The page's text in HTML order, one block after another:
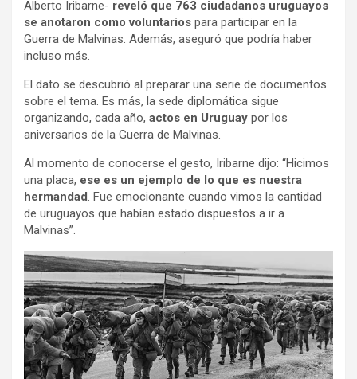
Alberto Iribarne- reveló que 763 ciudadanos uruguayos
se anotaron como voluntarios para participar en la
Guerra de Malvinas. Además, aseguró que podría haber
incluso más.
El dato se descubrió al preparar una serie de documentos
sobre el tema. Es más, la sede diplomática sigue
organizando, cada año, actos en Uruguay por los
aniversarios de la Guerra de Malvinas.
Al momento de conocerse el gesto, Iribarne dijo: “Hicimos
una placa, ese es un ejemplo de lo que es nuestra
hermandad. Fue emocionante cuando vimos la cantidad
de uruguayos que habían estado dispuestos a ir a
Malvinas”.